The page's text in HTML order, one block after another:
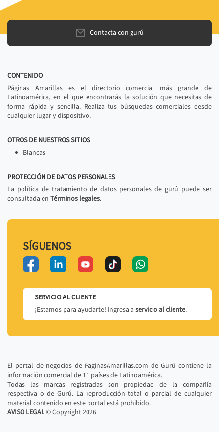
Contacta con gurú
CONTENIDO
Páginas Amarillas es el directorio comercial más grande de
Latinoamérica, en el que encontrarás la solución que necesitas de
forma rápida y sencilla. Realiza tus búsquedas comerciales desde
cualquier lugar y dispositivo.
OTROS DE NUESTROS SITIOS
Blancas
PROTECCIÓN DE DATOS PERSONALES
La política de tratamiento de datos personales de gurú puede ser
consultada en Términos legales.
SÍGUENOS
SERVICIO AL CLIENTE
¡Estamos para ayudarte! Ingresa a servicio al cliente.
El portal de negocios de PaginasAmarillas.com de Gurú contiene la
información comercial de 11 países de Latinoamérica.
Todas las marcas registradas son propiedad de la compañía
respectiva o de Gurú. La reproducción total o parcial de cualquier
material contenido en este portal está prohibido.
AVISO LEGAL© Copyright2026